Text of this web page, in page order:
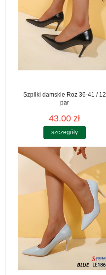
Szpilki damskie Roz 36-41 / 12
par
43.00 zł
szczegóły